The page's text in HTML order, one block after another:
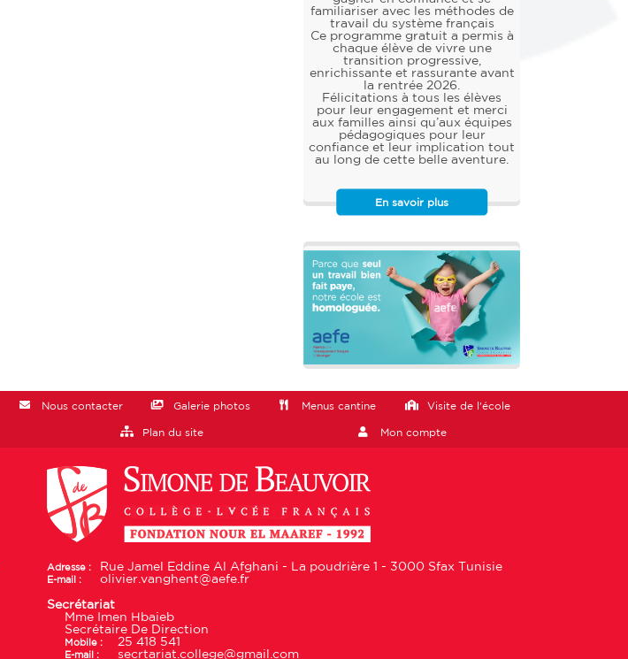
familiariser avec les méthodes de
travail du système français
Ce programme gratuit a permis à
chaque élève de vivre une
transition progressive,
enrichissante et rassurante avant
la rentrée 2026.
Félicitations à tous les élèves
pour leur engagement et merci
aux familles ainsi qu’aux équipes
pédagogiques pour leur
confiance et leur implication tout
au long de cette belle aventure.
En savoir plus
Nous contacter Galerie photos Menus cantine Visite de l'école
Plan du site Mon compte
Adresse : Rue Jamel Eddine Al Afghani - La poudrière 1 - 3000 Sfax Tunisie
E-mail : olivier.vanghent@aefe.fr
Secrétariat
Mme Imen Hbaieb
Secrétaire De Direction
Mobile : 25 418 541
E-mail : secrtariat.college@gmail.com